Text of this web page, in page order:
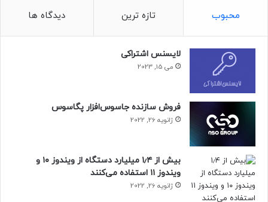
محبوب تازه ترین دیدگاه ها
لایسنس اشتراکی
می 15, 2023
فروش سازنده جاسوس‌افزار پگاسوس
ژانویه 26, 2022
بیش از ۱٫۴ میلیارد دستگاه از ویندوز ۱۰ و
ویندوز ۱۱ استفاده می‌کنند
ژانویه 26, 2022